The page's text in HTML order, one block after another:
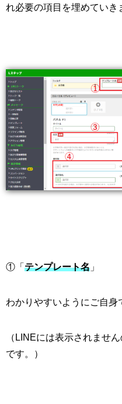
れ必要の項目を埋めていき
①「 テンプレート名 」
わかりやすいようにご自身
（ LINEには表示されませ
です。）